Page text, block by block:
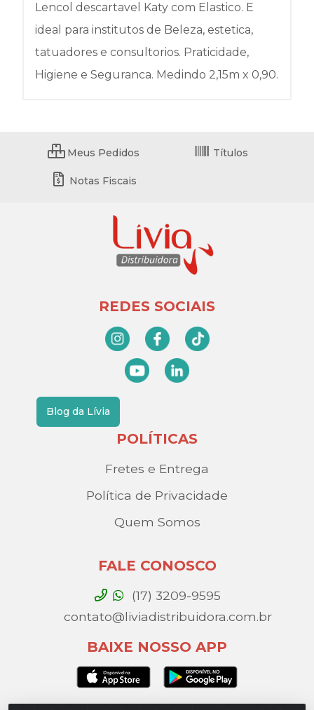
Lencol descartavel Katy com Elastico. E
ideal para institutos de Beleza, estetica,
tatuadores e consultorios. Praticidade,
Higiene e Seguranca. Medindo 2,15m x 0,90.
Meus Pedidos Títulos
Notas Fiscais
REDES SOCIAIS
Blog da Lívia
POLÍTICAS
Fretes e Entrega
Política de Privacidade
Quem Somos
FALE CONOSCO
(17) 3209-9595
contato@liviadistribuidora.com.br
BAIXE NOSSO APP